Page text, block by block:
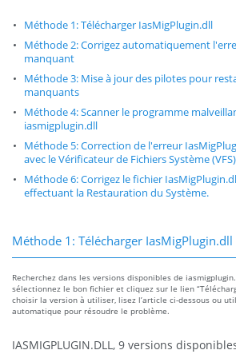
Méthode 1: Télécharger IasMigPlugin.dll
Méthode 2: Corrigez automatiquement
manquant
Méthode 3: Mise à jour des pilotes pour
manquants
Méthode 4: Scanner le programme
iasmigplugin.dll
Méthode 5: Correction de l'erreur
avec le Vérificateur de Fichiers Système (VFS)
Méthode 6: Corrigez le fichier
effectuant la Restauration du Système.
Méthode 1: Télécharger IasMigPlugin.dll
Recherchez dans les versions disponibles de
sélectionnez le bon fichier et cliquez sur le lien
choisir la version à utiliser, lisez l’article ci-dessous ou
automatique pour résoudre le problème.
IASMIGPLUGIN.DLL, 9 versions